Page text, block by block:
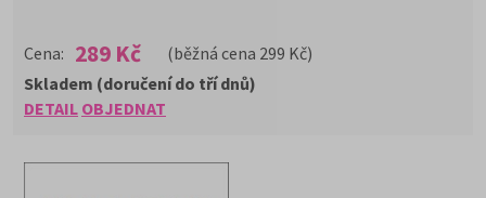
Cena: 289 Kč (běžná cena 299 Kč)
DETAIL OBJEDNAT
Skladem (doručení do tří dnů)